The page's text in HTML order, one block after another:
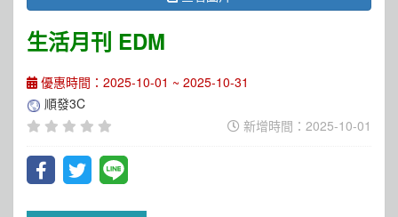
生活月刊 EDM
優惠時間：2025-10-01 ~ 2025-10-31
順發3C
新增時間：2025-10-01